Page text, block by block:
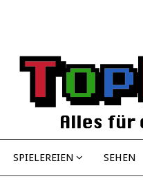
SPIELEREIEN SEHEN